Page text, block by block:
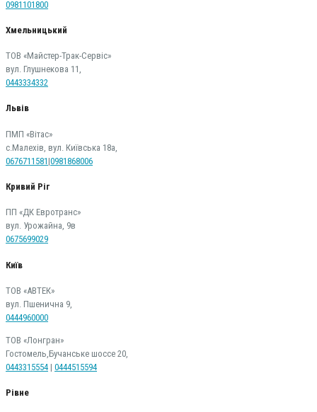
0981101800
Хмельницький
ТОВ «Майстер-Трак-Сервіс»
вул. Глушнекова 11,
0443334332
Львів
ПМП «Вітас»
с.Малехів, вул. Київська 18а,
0676711581 |0981868006
Кривий Ріг
ПП «ДК Евротранс»
вул. Урожайна, 9в
0675699029
Київ
ТОВ «АВТЕК»
вул. Пшенична 9,
0444960000
ТОВ «Лонгран»
Гостомель,Бучанське шоссе 20,
0443315554 | 0444515594
Рівне